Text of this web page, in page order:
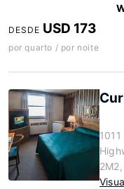
DESDE USD 173
por quarto / por noite